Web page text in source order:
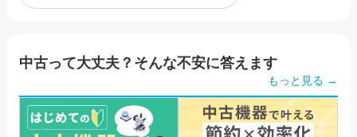
中古って大丈夫？そんな不安に答えます
もっと見る →